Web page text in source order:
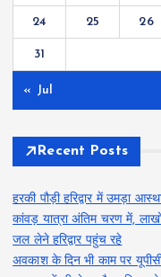
24 25 26
31
« Jul
Recent Posts
हरकी पौड़ी हरिद्वार में उमड़ा
कांवड़ यात्रा अंतिम चरण में,
जल लेने हरिद्वार पहुंच रहे
अवकाश के दिन भी काम पर